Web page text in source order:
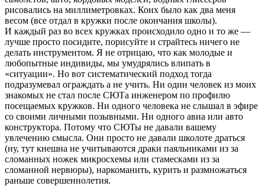
рисовались на миллиметровках. Коих было как два меня
весом (все отдал в кружки после окончания школы).
И каждый раз во всех кружках происходило одно и то же —
лучше просто посидите, порисуйте и страйтесь ничего не
делать инструментом. Я не отрицаю, что как молодые и
любопытные индивиды, мы умудрялись влипать в
«ситуации». Но вот систематический подход тогда
подразумевал ограждать а не учить. Ни один человек из моих
знакомых не стал после СЮТа инженером по профилю
посещаемых кружков. Ни одного человека не слышал в эфире
со своими личными позывными. Ни одного авиа или авто
конструктора. Потому что СЮТы не давали вашему
увлечению смысла. Они просто не давали школоте драться
(ну, тут кнешна не учитываются драки паяльниками из за
сломанных ножек микросхемы или стамесками из за
сломанной нервюры), наркоманить, курить и размножаться
раньше совершеннолетия.